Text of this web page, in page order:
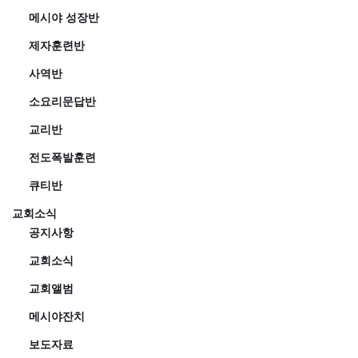
메시야 성장반
제자훈련반
사역반
소요리문답반
교리반
전도폭발훈련
큐티반
교회소식
공지사항
교회소식
교회앨범
메시야잔치
보도자료